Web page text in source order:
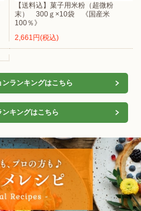
【送料込】菓子用米粉（超微粉
末） 300ｇ×10袋 《国産米
100％》
2,661円(税込)
ランキングはこちら
ンキングはこちら